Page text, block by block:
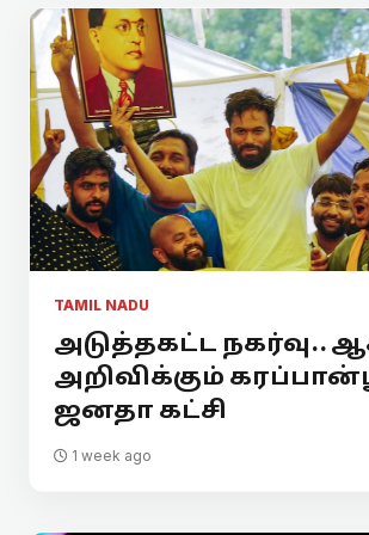
TAMIL NADU
அடுத்தகட்ட நகர்வு..
அறிவிக்கும்
ஜனதா கட்சி
1 week ago